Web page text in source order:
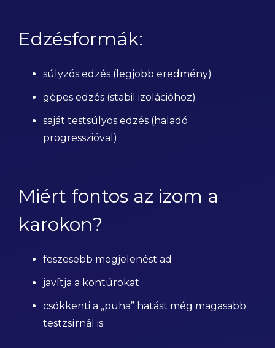
Edzésformák:
súlyzós edzés (legjobb eredmény)
gépes edzés (stabil izolációhoz)
saját testsúlyos edzés (haladó
progresszióval)
Miért fontos az izom a
karokon?
feszesebb megjelenést ad
javítja a kontúrokat
csökkenti a „puha” hatást még magasabb
testzsírnál is